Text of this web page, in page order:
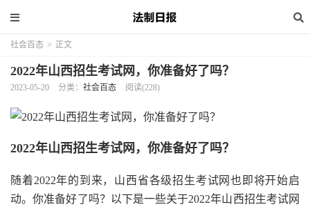
社会百态 > 正文
2022年山西招生考试网，你准备好了吗？
2023-05-20 分类： 社会百态 阅读(228)
2022年山西招生考试网，你准备好了吗？
随着2022年的到来，山西省各级招生考试网也即将开始启
动。你准备好了吗？以下是一些关于2022年山西招生考试网